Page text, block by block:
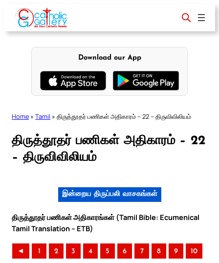
content
Download our App
Home » Tamil » திருத்தூதர் பணிகள் அதிகாரம் – 22 – திருவிவிலியம்
திருத்தூதர் பணிகள் அதிகாரம் – 22
– திருவிவிலியம்
இன்றைய திருப்பலி வாசகங்கள்
திருத்தூதர் பணிகள் அதிகாரங்கள் (Tamil Bible: Ecumenical
Tamil Translation – ETB)
◄ 1 2 3 4 5 6 7 8 9 10